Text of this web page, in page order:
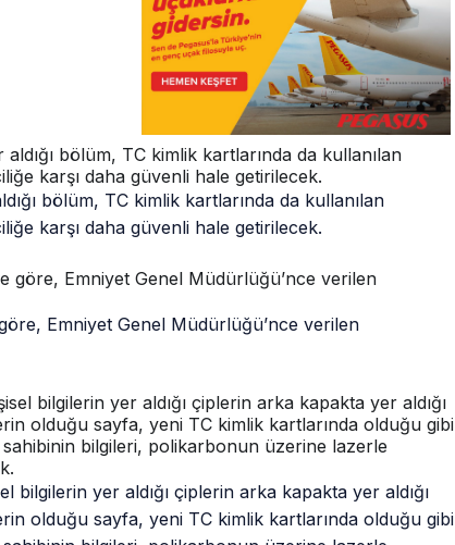
bölüm, TC kimlik kartlarında da kullanılan
karşı daha güvenli hale getirilecek.
Emniyet Genel Müdürlüğü’nce verilen
bilgilerin yer aldığı çiplerin arka kapakta yer aldığı
olduğu sayfa, yeni TC kimlik kartlarında olduğu gibi